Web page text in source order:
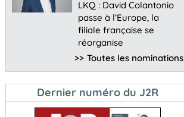
LKQ : David Colantonio
passe à l’Europe, la
filiale française se
réorganise
>> Toutes les nominations
Dernier numéro du J2R